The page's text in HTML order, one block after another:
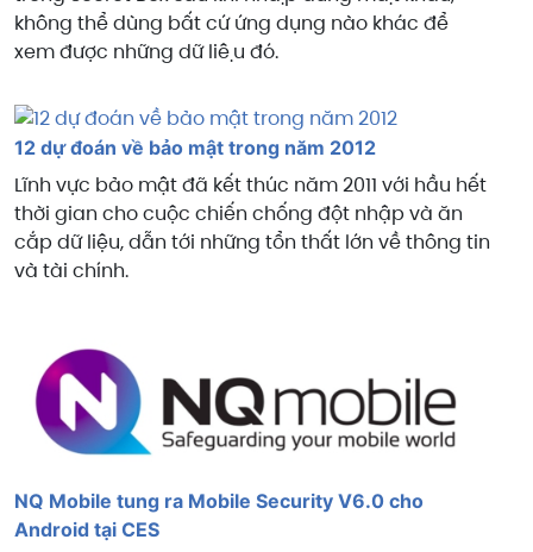
không thể dùng bất cứ ứng dụng nào khác để
xem được những dữ liệu đó.
12 dự đoán về bảo mật trong năm 2012
Lĩnh vực bảo mật đã kết thúc năm 2011 với hầu hết
thời gian cho cuộc chiến chống đột nhập và ăn
cắp dữ liệu, dẫn tới những tổn thất lớn về thông tin
và tài chính.
NQ Mobile tung ra Mobile Security V6.0 cho
Android tại CES